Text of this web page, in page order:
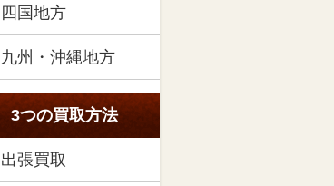
四国地方
九州・沖縄地方
3つの買取方法
出張買取